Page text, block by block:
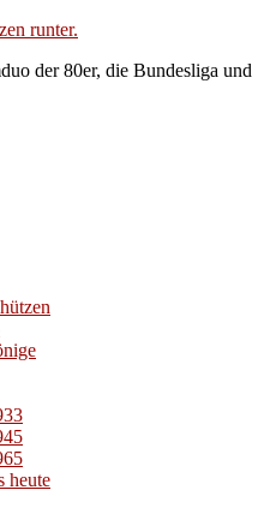
runter.
der 80er, die Bundesliga und
heute